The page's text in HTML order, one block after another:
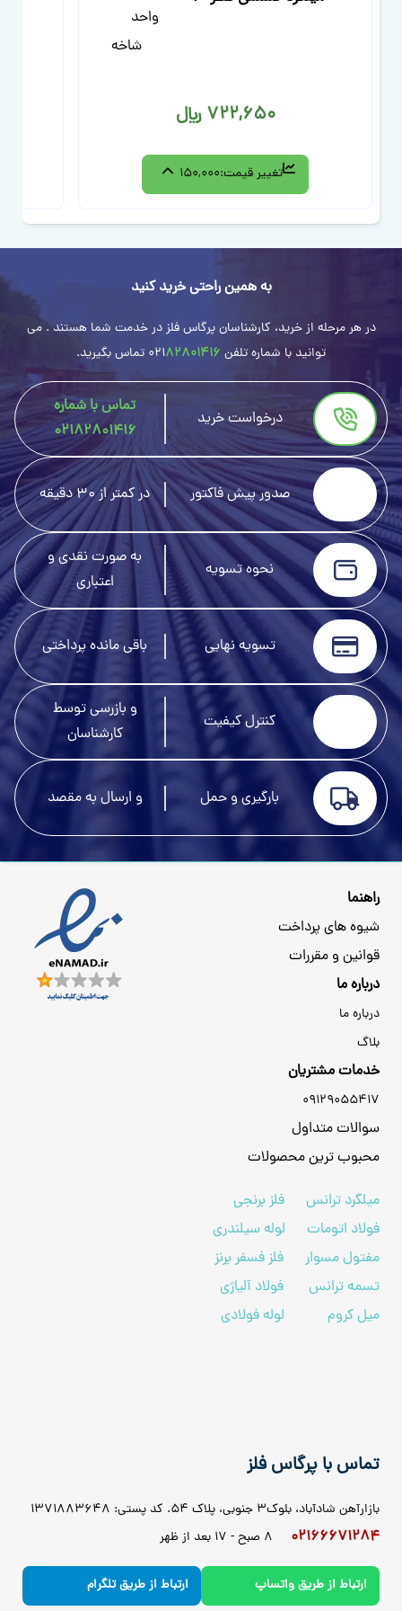
722,650 ﷼
تغییر قیمت:150,000
واحد
شاخه
به همین راحتی خرید کنید
در هر مرحله از خرید، کارشناسان پرگاس فلز در خدمت شما هستند . می
توانید با شماره تلفن
02182801416 تماس بگیرید.
درخواست خرید
تماس با شماره
02182801416
صدور پیش فاکتور در کمتر از 30 دقیقه
نحوه تسویه
به صورت نقدی و
اعتباری
تسویه نهایی باقی مانده پرداختی
کنترل کیفیت
و بازرسی توسط
کارشناسان
بارگیری و حمل و ارسال به مقصد
راهنما
شیوه های پرداخت
قوانین و مقررات
درباره ما
درباره ما
بلاگ
خدمات مشتریان
09129055417
سوالات متداول
محبوب ترین محصولات
میلگرد ترانس
فلز برنجی
فولاد اتومات
لوله سیلندری
مفتول مسوار
فلز فسفر برنز
تسمه ترانس
فولاد آلیاژی
میل کروم
لوله فولادی
تماس با پرگاس فلز
بازارآهن شادآباد، بلوک3 جنوبی، پلاک 54. کد پستی: 1371883648
02166671284
ارتباط از طریق واتساپ ارتباط از طریق تلگرام